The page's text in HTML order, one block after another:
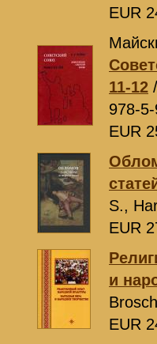
EUR
11-12
978-
EUR
S.,
EUR
и
EUR